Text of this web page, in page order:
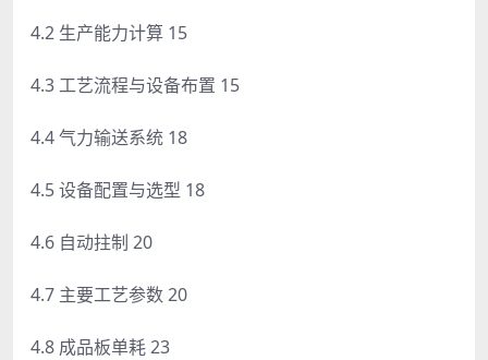
4.2 生产能力计算 15
4.3 工艺流程与设备布置 15
4.4 气力输送系统 18
4.5 设备配置与选型 18
4.6 自动拄制 20
4.7 主要工艺参数 20
4.8 成品板单耗 23